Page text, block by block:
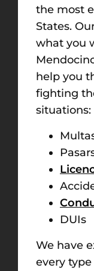
the most
States.
what you
help you
fighting
situations:
DUIs
We have
every